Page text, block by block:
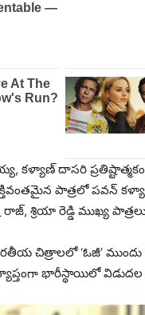
దాసరి ప్రతిష్టాత్మకంగా
పాత్రలో పవన్
శ్రియా రెడ్డి ముఖ్య
భారతీయ చిత్రాలలో ‘ఓజీ’
భారీస్థాయిలో విడుదల